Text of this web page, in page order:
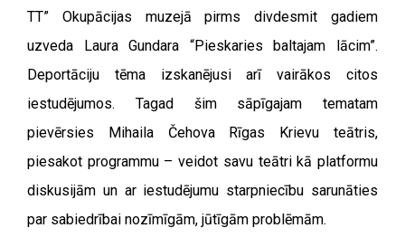
TT” Okupācijas muzejā pirms divdesmit gadiem
uzveda Laura Gundara “Pieskaries baltajam lācim”.
Deportāciju tēma izskanējusi arī vairākos citos
iestudējumos. Tagad šim sāpīgajam tematam
pievērsies Mihaila Čehova Rīgas Krievu teātris,
piesakot programmu – veidot savu teātri kā platformu
diskusijām un ar iestudējumu starpniecību sarunāties
par sabiedrībai nozīmīgām, jūtīgām problēmām.